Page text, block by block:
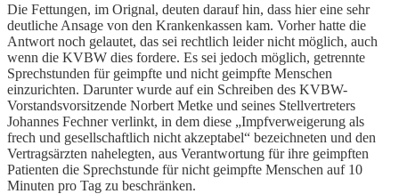
Die Fettungen, im Orignal, deuten darauf hin, dass hier eine sehr
deutliche Ansage von den Krankenkassen kam. Vorher hatte die
Antwort noch gelautet, das sei rechtlich leider nicht möglich, auch
wenn die KVBW dies fordere. Es sei jedoch möglich, getrennte
Sprechstunden für geimpfte und nicht geimpfte Menschen
einzurichten. Darunter wurde auf ein Schreiben des KVBW-
Vorstandsvorsitzende Norbert Metke und seines Stellvertreters
Johannes Fechner verlinkt, in dem diese „Impfverweigerung als
frech und gesellschaftlich nicht akzeptabel“ bezeichneten und den
Vertragsärzten nahelegten, aus Verantwortung für ihre geimpften
Patienten die Sprechstunde für nicht geimpfte Menschen auf 10
Minuten pro Tag zu beschränken.